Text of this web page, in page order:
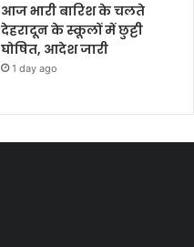
आज भारी बारिश के चलते
देहरादून के स्कूलों में छुट्टी
घोषित, आदेश जारी
1 day ago